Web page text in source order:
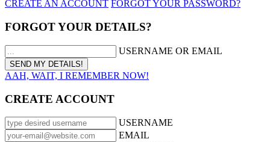
CREATE AN ACCOUNT FORGOT YOUR PASSWORD?
FORGOT YOUR DETAILS?
USERNAME OR EMAIL
AAH, WAIT, I REMEMBER NOW!
CREATE ACCOUNT
USERNAME
EMAIL